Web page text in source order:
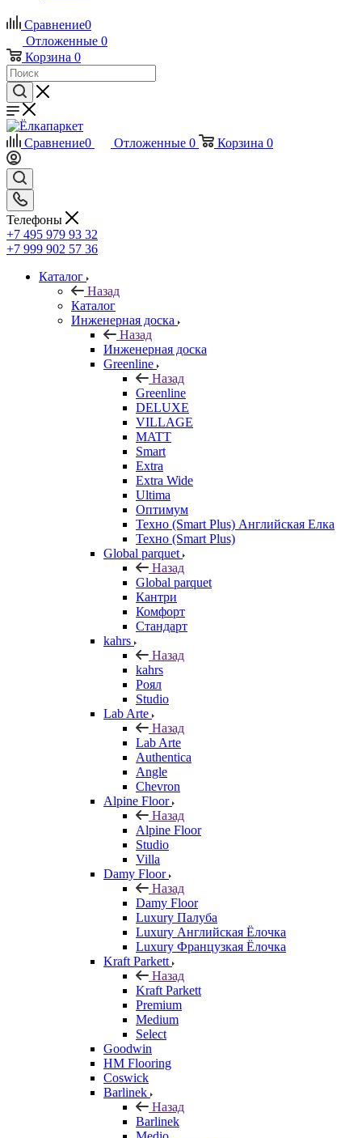
Сравнение0
Отложенные 0
Корзина 0
Сравнение0 Отложенные 0 Корзина 0
Телефоны
+7 495 979 93 32
+7 999 902 57 36
Каталог
Назад
Каталог
Инженерная доска
Назад
Инженерная доска
Greenline
Назад
Greenline
DELUXE
VILLAGE
MATT
Smart
Extra
Extra Wide
Ultima
Оптимум
Техно (Smart Plus) Английская Елка
Техно (Smart Plus)
Global parquet
Назад
Global parquet
Кантри
Комфорт
Стандарт
kahrs
Назад
kahrs
Роял
Studio
Lab Arte
Назад
Lab Arte
Authentica
Angle
Chevron
Alpine Floor
Назад
Alpine Floor
Studio
Villa
Damy Floor
Назад
Damy Floor
Luxury Палуба
Luxury Английская Ёлочка
Luxury Французкая Ёлочка
Kraft Parkett
Назад
Kraft Parkett
Premium
Medium
Select
Goodwin
HM Flooring
Coswick
Barlinek
Назад
Barlinek